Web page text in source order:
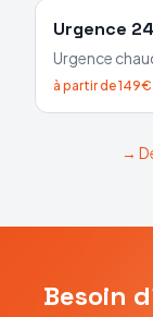
Urgence
Urgence
à partir de
→
Besoin